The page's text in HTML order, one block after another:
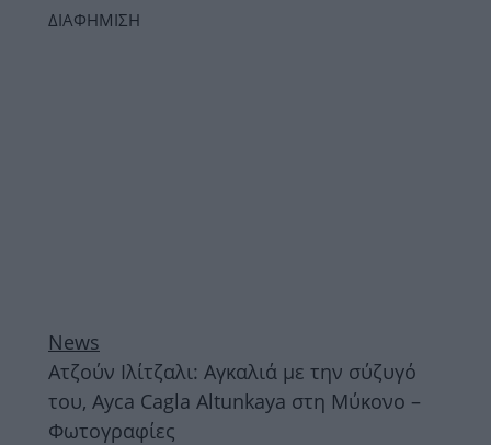
ΔΙΑΦΗΜΙΣΗ
News
Ατζούν Ιλίτζαλι: Αγκαλιά με την σύζυγό
του, Ayca Cagla Altunkaya στη Μύκονο –
Φωτογραφίες